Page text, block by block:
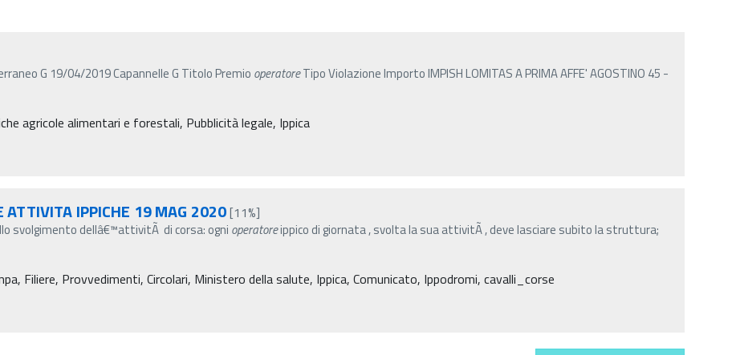
G 19/04/2019 Capannelle G Titolo Premio operatoreTipo Violazione Importo IMPISH LOMITAS A PRIMA AFFE' AGOSTINO 45 -
agricole alimentari e forestali, Pubblicità legale, Ippica
ATTIVITA IPPICHE 19 MAG 2020[11%]
svolgimento dellâ€™attivitÃ di corsa: ogni operatoreippico di giornata , svolta la sua attivitÃ , deve lasciare subito la struttura;
Filiere, Provvedimenti, Circolari, Ministero della salute, Ippica, Comunicato, Ippodromi, cavalli_corse